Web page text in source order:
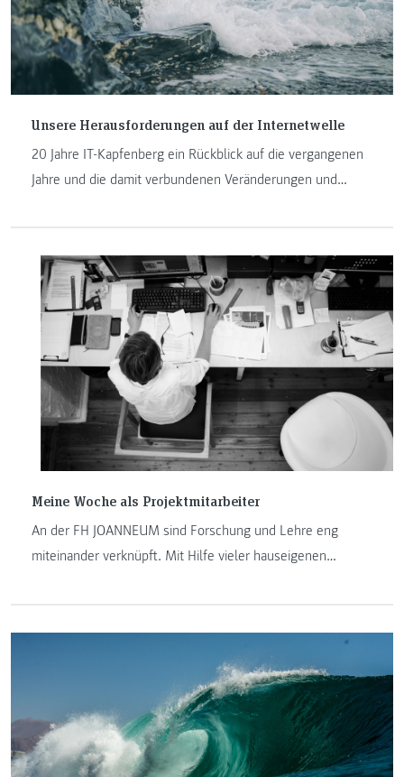
Unsere Herausforderungen auf der Internetwelle
20 Jahre IT-Kapfenberg ein Rückblick auf die vergangenen
Jahre und die damit verbundenen Veränderungen und
Geburtsstunde der IT-Studiengänge am Institut und
erzählen in ihrem Beitrag mehr darüber.
Meine Woche als Projektmitarbeiter
An der FH JOANNEUM sind Forschung und Lehre eng
miteinander verknüpft. Mit Hilfe vieler hauseigenen
die Studierenden der Hochschule weitergegeben.